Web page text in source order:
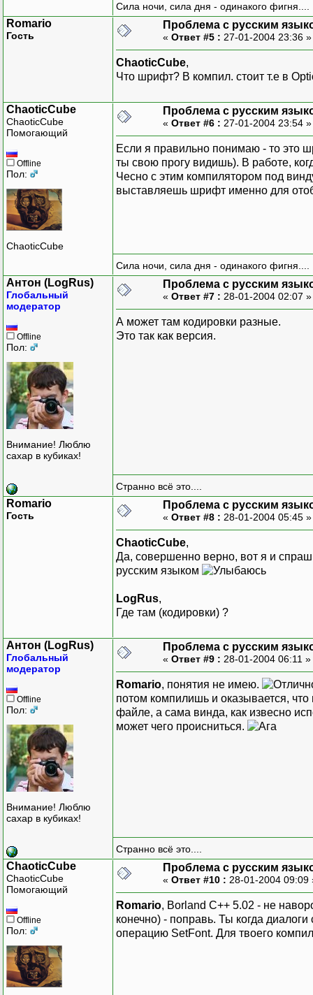
Сила ночи, сила дня - одинакого фигня....
Romario
Гость
Проблема с русским
« Ответ #5 : 27-01-2004 23:36
ChaoticCube,
Что шрифт? В компил. стоит т.е в
ChaoticCube
ChaoticCube
Помогающий
Offline
Пол:
ChaoticCube
Проблема с русским
« Ответ #6 : 27-01-2004 23:54
Если я правильно понимаю - то это
ты свою прогу видишь). В работе,
Чесно с этим компилятором под
выставляешь шрифт именно для
Сила ночи, сила дня - одинакого фигня....
Антон (LogRus)
Глобальный
модератор
Offline
Пол:
Внимание! Люблю
сахар в кубиках!
Проблема с русским
« Ответ #7 : 28-01-2004 02:07
А может там кодировки разные.
Это так как версия.
Странно всё это....
Romario
Гость
Проблема с русским
« Ответ #8 : 28-01-2004 05:45
ChaoticCube,
Да, совершенно верно, вот я и
русским языком
LogRus,
Где там (кодировки) ?
Антон (LogRus)
Глобальный
модератор
Offline
Пол:
Внимание! Люблю
сахар в кубиках!
Проблема с русским
« Ответ #9 : 28-01-2004 06:11 »
Romario, понятия не имею.
потом компилишь и оказывается,
файле, а сама винда, как извесно
может чего происниться.
Странно всё это....
ChaoticCube
ChaoticCube
Помогающий
Offline
Пол:
Проблема с русским
« Ответ #10 : 28-01-2004
Romario, Borland C++ 5.02 - не
конечно) - поправь. Ты когда
операцию SetFont. Для твоего